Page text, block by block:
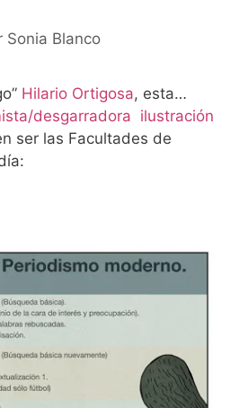
Sonia Blanco
Hilario Ortigosa, esta…
desgarradora ilustración
ser las Facultades de